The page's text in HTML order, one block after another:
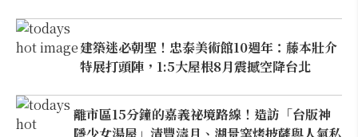
建築迷必朝聖！忠泰美術館10週年：藤本壯介
特展打頭陣，1:5大屋根8月震撼空降台北
離市區15分鐘的嘉義祕境路線！造訪「台版神
隱少女湯屋」清豐濤月、湖景窯烤披薩與人氣私